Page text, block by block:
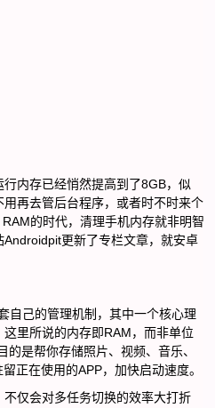
内存已经悄然提高到了8GB，似
再去管后台程序，或者时不时来个
的时代，清理手机内存就非明智
更新了专栏文章，就安卓
己的管理机制，其中一个核心理
里所说的内存即RAM，而非单位
是帮你存储照片、视频、音乐、
正在使用的APP，加快启动速度。
仅会对多任务切换的效率大打折